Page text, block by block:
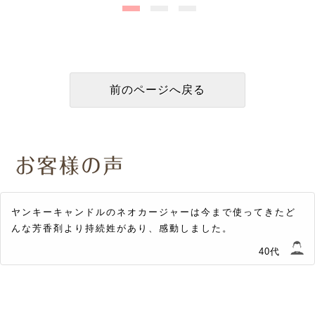
ヤンキーキャンドルのネオカージャーは今まで使ってきたど
んな芳香剤より持続姓があり、感動しました。
40代